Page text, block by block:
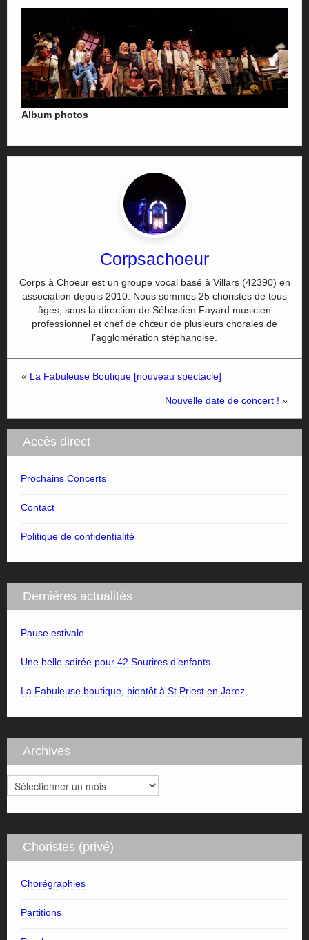
Album photos
Corpsachoeur
Corps à Choeur est un groupe vocal basé à Villars (42390) en
association depuis 2010. Nous sommes 25 choristes de tous
âges, sous la direction de Sébastien Fayard musicien
professionnel et chef de chœur de plusieurs chorales de
l’agglomération stéphanoise.
« La Fabuleuse Boutique [nouveau spectacle]
Nouvelle date de concert ! »
Accès direct
Prochains Concerts
Contact
Politique de confidentialité
Dernières actualités
Pause estivale
Une belle soirée pour 42 Sourires d’enfants
La Fabuleuse boutique, bientôt à St Priest en Jarez
Archives
Archives
Choristes (privé)
Chorégraphies
Partitions